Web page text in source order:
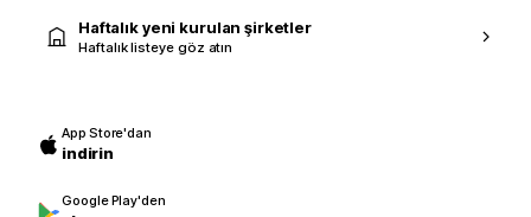
Haftalık yeni kurulan şirketler
Haftalık listeye göz atın
App Store'dan
indirin
Google Play'den